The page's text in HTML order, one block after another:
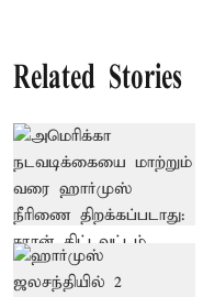
Related Stories